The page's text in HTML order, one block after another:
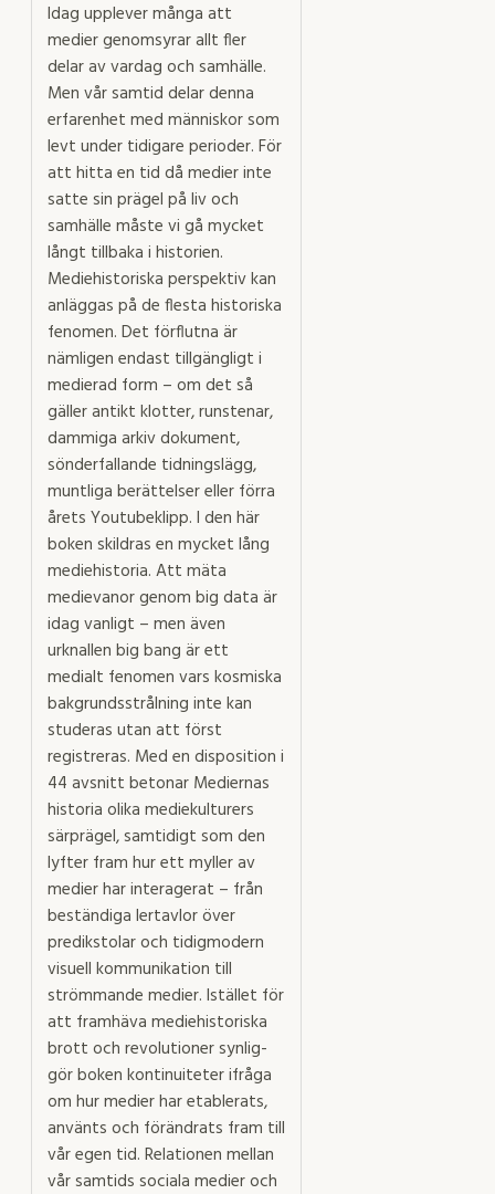
Idag upplever många att
medier genomsyrar allt fler
delar av vardag och samhälle.
Men vår samtid delar denna
erfarenhet med människor som
levt under tidigare perioder. För
att hitta en tid då medier inte
satte sin prägel på liv och
samhälle måste vi gå mycket
långt tillbaka i historien.
Mediehistoriska perspektiv kan
anläggas på de flesta historiska
fenomen. Det förflutna är
nämligen endast tillgängligt i
medierad form – om det så
gäller antikt klotter, runstenar,
dammiga arkiv­ dokument,
sönderfallande tidningslägg,
muntliga berättelser eller förra
årets Youtubeklipp. I den här
boken skildras en mycket lång
mediehistoria. Att mäta
medievanor genom big data är
idag vanligt – men även
urknallen big bang är ett
medialt fenomen vars kosmiska
bakgrundsstrålning inte kan
studeras utan att först
registreras. Med en disposition i
44 avsnitt betonar Mediernas
historia olika mediekulturers
särprägel, samtidigt som den
lyfter fram hur ett myller av
medier har interagerat – från
beständiga lertavlor över
predikstolar och tidigmodern
visuell kommunikation till
strömmande medier. Istället för
att framhäva mediehistoriska
brott och revolutioner synlig­
gör boken kontinuiteter ifråga
om hur medier har etablerats,
använts och förändrats fram till
vår egen tid. Relationen mellan
vår samtids sociala medier och